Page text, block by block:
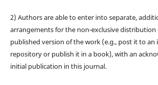
2) Authors are able to enter into separate,
arrangements for the non-exclusive
published version of the work (e.g., post it to
repository or publish it in a book), with an
initial publication in this journal.